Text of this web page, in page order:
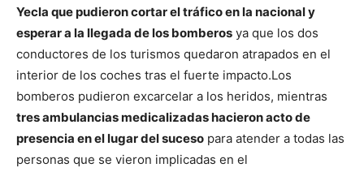
Yecla que pudieron cortar el tráfico en la nacional y
esperar a la llegada de los bomberos ya que los dos
conductores de los turismos quedaron atrapados en el
interior de los coches tras el fuerte impacto.Los
bomberos pudieron excarcelar a los heridos, mientras
tres ambulancias medicalizadas hacieron acto de
presencia en el lugar del suceso para atender a todas las
personas que se vieron implicadas en el